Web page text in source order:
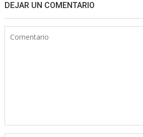
DEJAR UN COMENTARIO